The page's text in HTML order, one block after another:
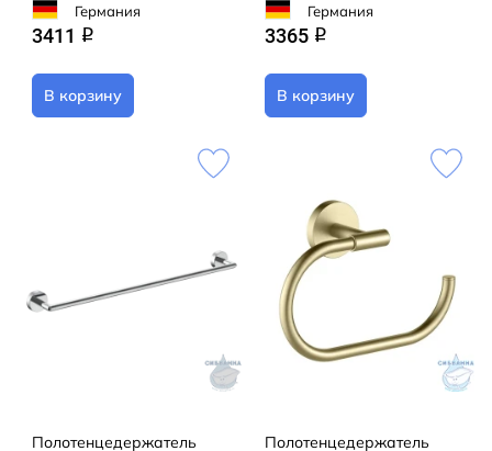
Германия
3411 q
В корзину
Германия
3365 q
В корзину
Полотенцедержатель
Полотенцедержатель